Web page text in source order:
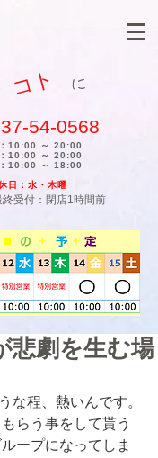
コト
た に
54-0568
10:00 ～ 20:00
10:00 ～ 20:00
10:00 ～ 18:00
日：水・木曜
終受付：閉店1時間前
悲劇を生む場
な程、熱いんです。
らう事をして貰う
ープになってしま